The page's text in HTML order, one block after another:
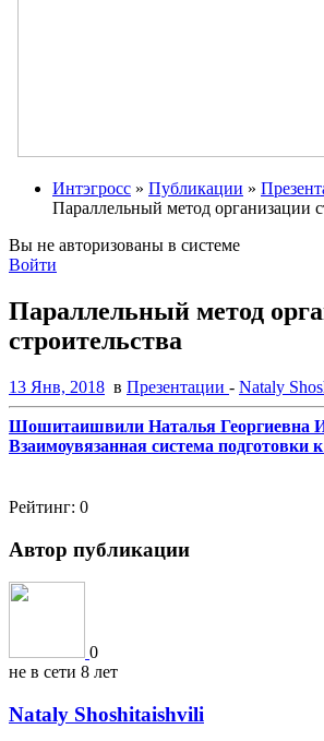
Интэгросс » Публикации »
Параллельный метод организации
Вы не авторизованы в системе
Войти
Параллельный метод
строительства
13 Янв, 2018 в Презентации - Nataly
Шошитаишвили Наталья Георгиевна
Взаимоувязанная система
Рейтинг: 0
Автор публикации
0
не в сети 8 лет
Nataly Shoshitaishvili